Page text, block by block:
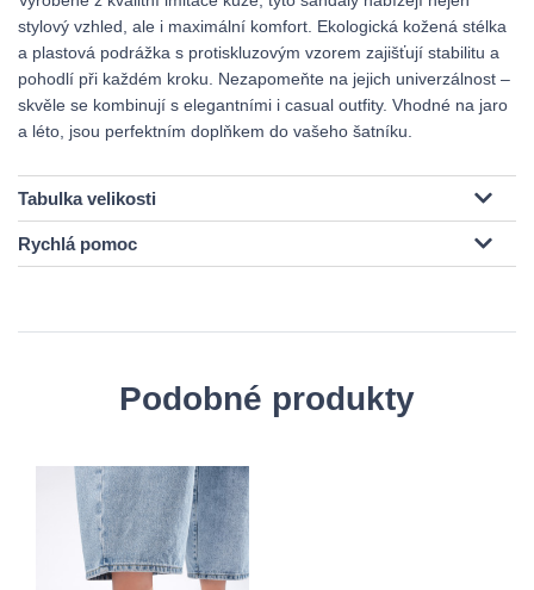
stylový vzhled, ale i maximální komfort. Ekologická kožená stélka
a plastová podrážka s protiskluzovým vzorem zajišťují stabilitu a
pohodlí při každém kroku. Nezapomeňte na jejich univerzálnost –
skvěle se kombinují s elegantními i casual outfity. Vhodné na jaro
a léto, jsou perfektním doplňkem do vašeho šatníku.
Tabulka velikosti
Rychlá pomoc
Podobné produkty